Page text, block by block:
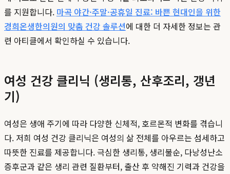
를 지원합니다. 마곡 야간·주말·공휴일 진료: 바쁜 현대인을 위한
경희온생한의원의 맞춤 건강 솔루션에 대한 더 자세한 정보는 관
련 아티클에서 확인하실 수 있습니다.
여성 건강 클리닉 (생리통, 산후조리, 갱년
기)
여성은 생애 주기에 따라 다양한 신체적, 호르몬적 변화를 겪습니
다. 저희 여성 건강 클리닉은 여성의 삶 전체를 아우르는 섬세하고
따뜻한 진료를 제공합니다. 극심한 생리통, 생리불순, 다낭성난소
증후군과 같은 생리 관련 질환부터, 출산 후 약해진 기력과 건강을